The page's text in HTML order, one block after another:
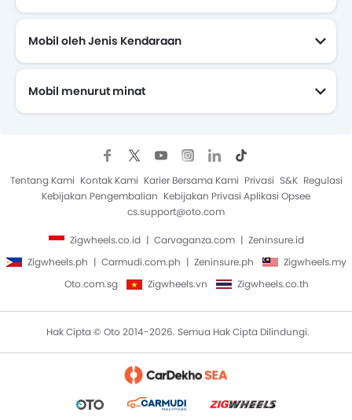
XPENG Leapmotor Polytron Changan
iCAR Farizon
Mobil oleh Jenis Kendaraan
Mobil menurut minat
Tentang Kami Kontak Kami Karier Bersama Kami Privasi S&K Regulasi
Kebijakan Pengembalian Kebijakan Privasi Aplikasi Opsee
cs.support@oto.com
Zigwheels.co.id Carvaganza.com
Zeninsure.id
Zigwheels.ph
Carmudi.com.ph Zeninsure.ph
Zigwheels.my
Oto.com.sg
Zigwheels.vn Zigwheels.co.th
Hak Cipta © Oto 2014-2026. Semua Hak Cipta Dilindungi.